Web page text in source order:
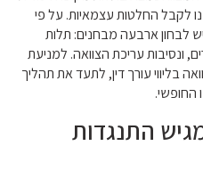
לקבל החלטות עצמאיות. על פי
לבחון ארבעה מבחנים: תלות
ונסיבות עריכת הצוואה. למניעת
בליווי עורך דין, לתעד את תהליך
החופשי.
התנגדות